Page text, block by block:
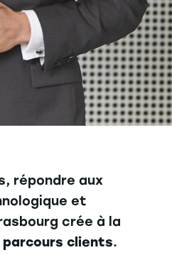
répondre aux
et
crée à la
clients.